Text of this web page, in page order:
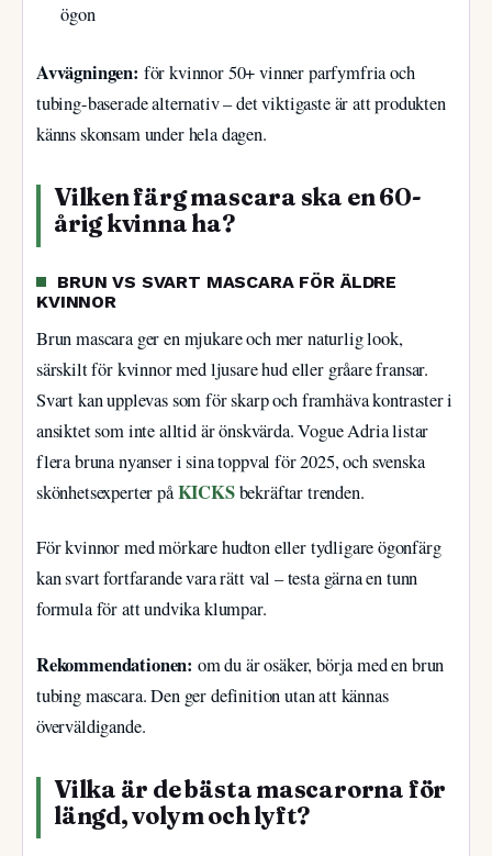
ögon
Avvägningen: för kvinnor 50+ vinner parfymfria och
tubing-baserade alternativ – det viktigaste är att produkten
känns skonsam under hela dagen.
Vilken färg mascara ska en 60-
årig kvinna ha?
BRUN VS SVART MASCARA FÖR ÄLDRE
KVINNOR
Brun mascara ger en mjukare och mer naturlig look,
särskilt för kvinnor med ljusare hud eller gråare fransar.
Svart kan upplevas som för skarp och framhäva kontraster i
ansiktet som inte alltid är önskvärda. Vogue Adria listar
flera bruna nyanser i sina toppval för 2025, och svenska
skönhetsexperter påKICKSbekräftar trenden.
För kvinnor med mörkare hudton eller tydligare ögonfärg
kan svart fortfarande vara rätt val – testa gärna en tunn
formula för att undvika klumpar.
Rekommendationen: om du är osäker, börja med en brun
tubing mascara. Den ger definition utan att kännas
överväldigande.
Vilka är de bästa mascarorna för
längd, volym och lyft?